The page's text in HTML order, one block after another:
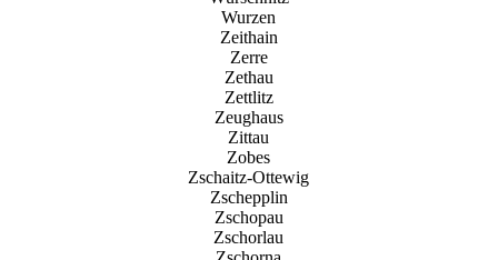
Wurzen
Zeithain
Zerre
Zethau
Zettlitz
Zeughaus
Zittau
Zobes
Zschaitz-Ottewig
Zschepplin
Zschopau
Zschorlau